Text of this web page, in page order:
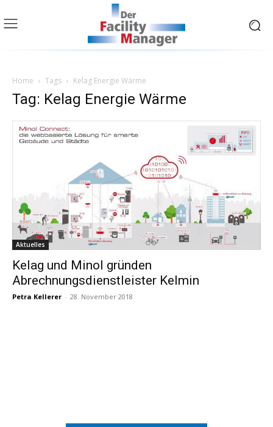
Home Tags Kelag Energie Wärme
Tag: Kelag Energie Wärme
Aktuelles
Kelag und Minol gründen
Abrechnungsdienstleister Kelmin
Petra Kellerer - 28. November 2018